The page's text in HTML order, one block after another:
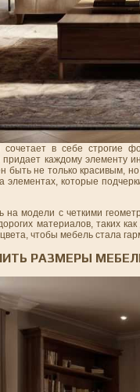
сочетает в себе
каждому элементу
быть не только красивым,
элементах, которые
на модели с четкими
материалов, таких
чтобы мебель стала
РАЗМЕРЫ